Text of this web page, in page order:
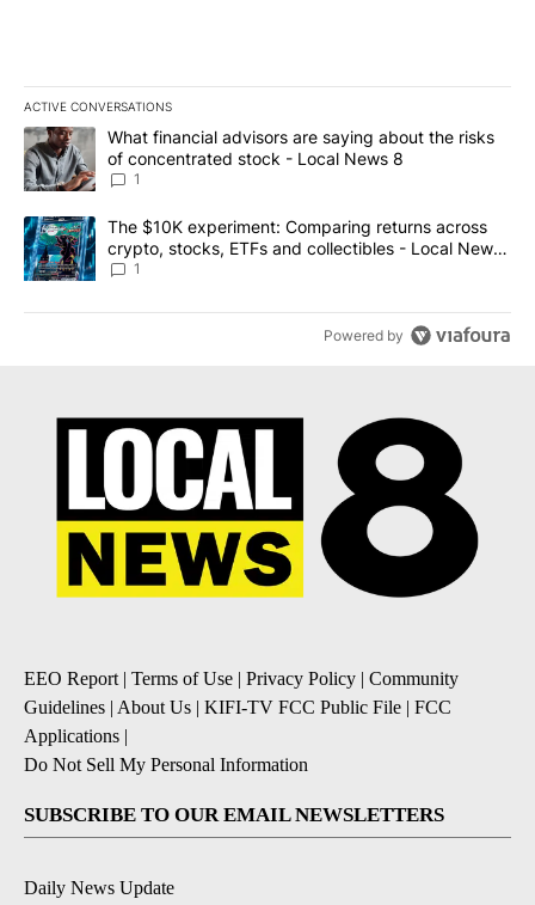
ACTIVE CONVERSATIONS
The following is a list of the most commented articles in the last
A trending article titled "What financial advisors are saying
What financial advisors are saying about the risks
of concentrated stock - Local News 8
1
A trending article titled "The $10K experiment: Comparing
The $10K experiment: Comparing returns across
crypto, stocks, ETFs and collectibles - Local News
8
1
Powered by
EEO Report| Terms of Use | Privacy Policy | Community
Guidelines | About Us | KIFI-TV FCC Public File | FCC
Applications |
Do Not Sell My Personal Information
SUBSCRIBE TO OUR EMAIL NEWSLETTERS
Daily News Update